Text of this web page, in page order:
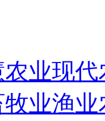
业现代
业渔业